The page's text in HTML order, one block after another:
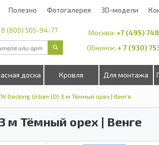
Полезно Фотогалерея 3D-модели
8 (800) 505-94-77 Москва: +7 (495)
Обнинск: + 7 (930)
доска Кровля Для монтажа
Decking Urban (D) 3 м Тёмный орех | Венге
м Тёмный орех | Венге